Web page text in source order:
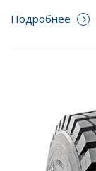
Подробнее